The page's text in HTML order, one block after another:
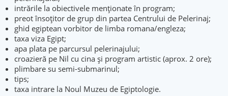
intrările la obiectivele menționate în program;
preot însoțitor de grup din partea Centrului de Pelerinaj;
ghid egiptean vorbitor de limba romana/engleza;
taxa viza Egipt;
apa plata pe parcursul pelerinajului;
croazieră pe Nil cu cina și program artistic (aprox. 2 ore);
plimbare su semi-submarinul;
tips;
taxa intrare la Noul Muzeu de Egiptologie.